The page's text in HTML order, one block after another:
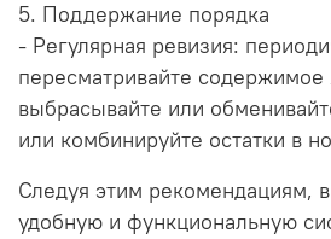
5. Поддержание порядка
- Регулярная ревизия:
пересматривайте содержимое
выбрасывайте или
или комбинируйте остатки в
Следуя этим рекомендациям,
удобную и функциональную